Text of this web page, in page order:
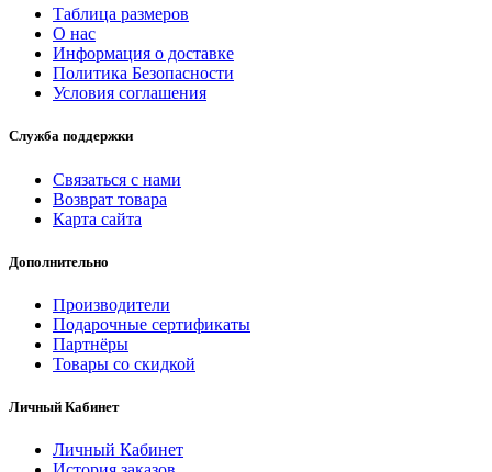
Таблица размеров
О нас
Информация о доставке
Политика Безопасности
Условия соглашения
Служба поддержки
Связаться с нами
Возврат товара
Карта сайта
Дополнительно
Производители
Подарочные сертификаты
Партнёры
Товары со скидкой
Личный Кабинет
Личный Кабинет